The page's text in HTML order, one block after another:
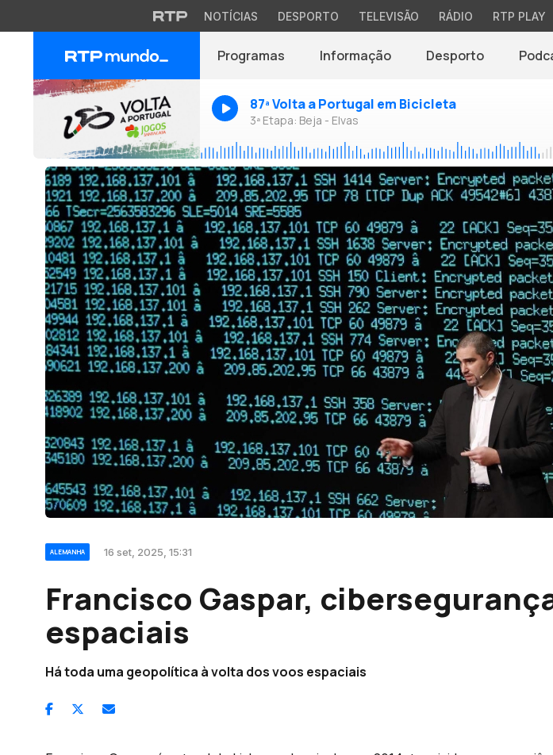
NOTÍCIAS DESPORTO TELEVISÃO RÁDIO RTP PLAY
Programas Informação Desporto
87ª Volta a Portugal em Bicicleta
3ª Etapa: Beja - Elvas
ALEMANHA 16 set, 2025, 15:31
Francisco Gaspar,
espaciais
Há toda uma geopolítica à volta dos voos espaciais